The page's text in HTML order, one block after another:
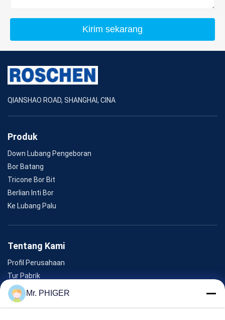
Kirim sekarang
QIANSHAO ROAD, SHANGHAI, CINA
Produk
Down Lubang Pengeboran
Bor Batang
Tricone Bor Bit
Berlian Inti Bor
Ke Lubang Palu
Tentang Kami
Profil Perusahaan
Tur Pabrik
Kontrol Kualitas
Sitemap
Mr. PHIGER